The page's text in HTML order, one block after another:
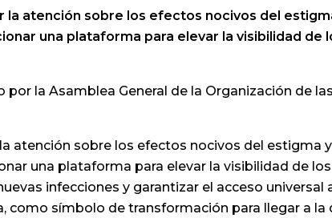
atención sobre los efectos nocivos del
una plataforma para elevar la visibilidad de
la Asamblea General de la Organización de
atención sobre los efectos nocivos del estigma
una plataforma para elevar la visibilidad de
infecciones y garantizar el acceso
como símbolo de transformación para llegar a la